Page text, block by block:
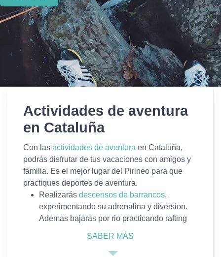
Actividades de aventura
en Cataluña
Con las actividades de aventura en Cataluña,
podrás disfrutar de tus vacaciones con amigos y
familia. Es el mejor lugar del Pirineo para que
practiques deportes de aventura.
Realizarás descensos de barrancos,
experimentando su adrenalina y diversion.
Ademas bajarás por rio practicando rafting
con una balsa hinchable en la Noguera
vías ferratas
SABER MÁS